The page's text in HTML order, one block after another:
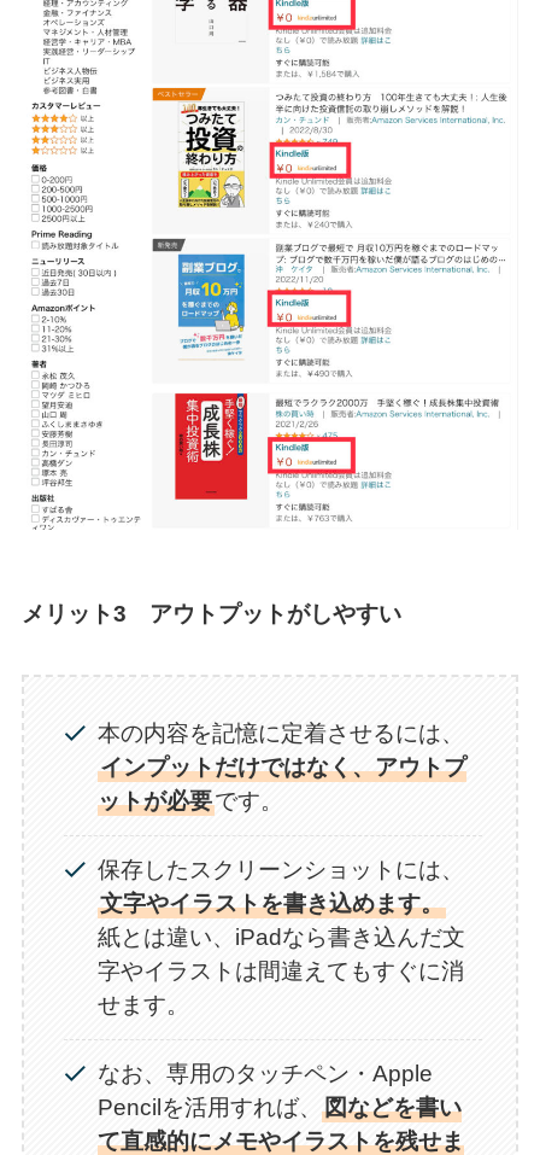
メリット3 アウトプットがしやすい
本の内容を記憶に定着させるには、
インプットだけではなく、アウトプ
ットが必要です。
保存したスクリーンショットには、
文字やイラストを書き込めます。
紙とは違い、iPadなら書き込んだ文
字やイラストは間違えてもすぐに消
せます。
なお、専用のタッチペン・Apple
Pencilを活用すれば、 図などを書い
て直感的にメモやイラストを残せま